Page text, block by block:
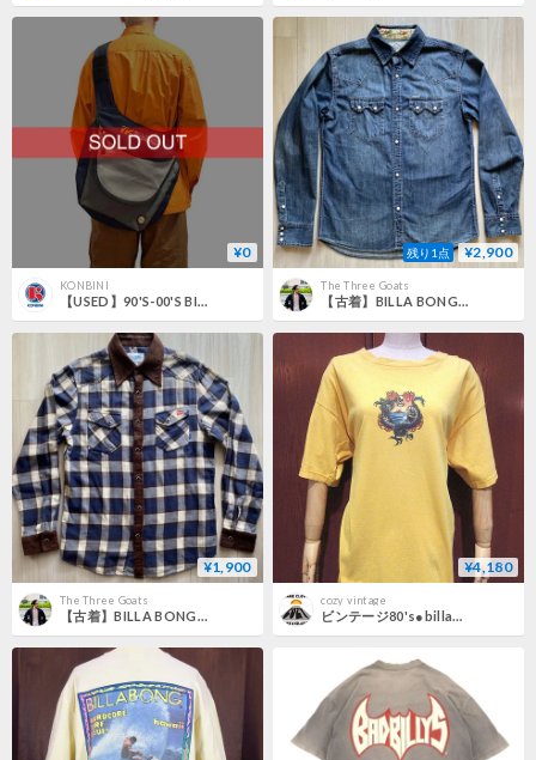
¥0
KONBINI
【USED】90'S-00'S BILLABONG TECH SHOULDER BAG
残り1点 ¥2,900
The Three Goats
【古着】BILLA BONG Denim Western Shirt
¥1,900
The Three Goats
【古着】BILLA BONG Western Check Shirt
¥4,180
cozy vintage
ビンテージ80's●billabong両面プリントコットンTシャツ黄size XL●220602s3-m-tsh-ot 1980sビラボンサーフィンUSA製メンズ龍ドラゴン